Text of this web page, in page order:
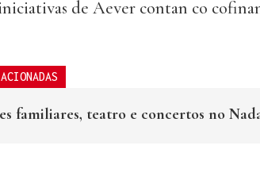
iniciativas de Aever contan co
familiares, teatro e concertos no